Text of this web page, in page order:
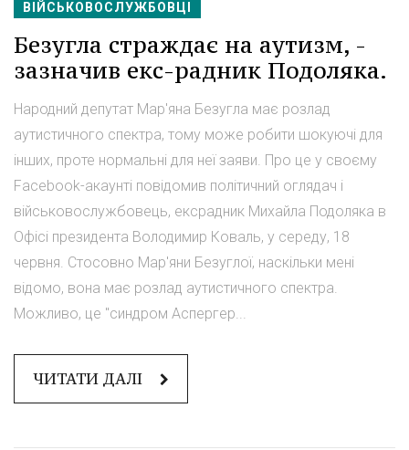
ВІЙСЬКОВОСЛУЖБОВЦІ
Безугла страждає на аутизм, -
зазначив екс-радник Подоляка.
Народний депутат Мар'яна Безугла має розлад
аутистичного спектра, тому може робити шокуючі для
інших, проте нормальні для неї заяви. Про це у своєму
Facebook-акаунті повідомив політичний оглядач і
військовослужбовець, ексрадник Михайла Подоляка в
Офісі президента Володимир Коваль, у середу, 18
червня. Стосовно Мар'яни Безуглої, наскільки мені
відомо, вона має розлад аутистичного спектра.
Можливо, це "синдром Аспергер...
ЧИТАТИ ДАЛІ